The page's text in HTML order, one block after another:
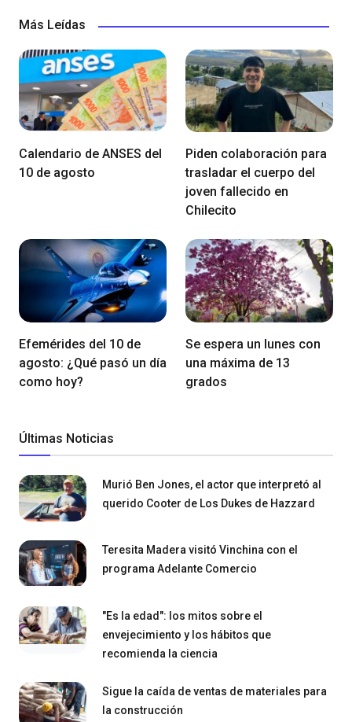
Más Leídas
Calendario de ANSES del
10 de agosto
Piden colaboración para
trasladar el cuerpo del
joven fallecido en
Chilecito
Efemérides del 10 de
agosto: ¿Qué pasó un día
como hoy?
Se espera un lunes con
una máxima de 13
grados
Últimas Noticias
Murió Ben Jones, el actor que interpretó al
querido Cooter de Los Dukes de Hazzard
Teresita Madera visitó Vinchina con el
programa Adelante Comercio
"Es la edad": los mitos sobre el
envejecimiento y los hábitos que
recomienda la ciencia
Sigue la caída de ventas de materiales para
la construcción